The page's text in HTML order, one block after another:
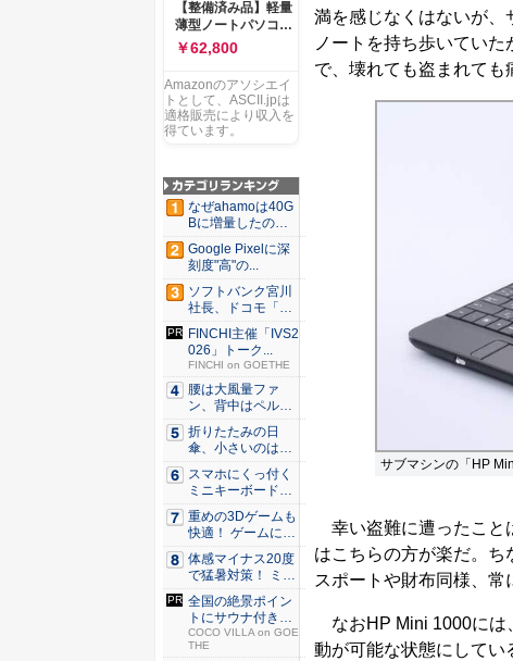
満を感じなくはないが、
ノートを持ち歩いてい
で、壊れても盗まれても
サブマシンの「HP
幸い盗難に遭ったこと
はこちらの方が楽だ。
スポートや財布同様、常
なおHP Mini 1000には
動が可能な状態にしてい
量1.7kg Wi-Fi 6E ク
ワイエットブルー
M1502NAQ-
【整備済み品】軽量
薄型ノートパソコン
dynabook G83 ■
13.3型
FHD(1920x1080) -
高性能第11世代Core
i5-1135G7 - メモリ
16GB - SSD 256GB
USB Type-C - MS
Office 2021 - Win11
搭載
￥62,800
Amazonのアソシエイ
トとして、ASCII.jpは
適格販売により収入を
得ています。
なぜahamoは40G
Bに増量したの
か ...
Google Pixelに深
刻度"高"の...
ソフトバンク宮川
社長、ドコモ「ah
amo...
FINCHI主催「IVS2
026」トーク...
FINCHI on GOETHE
腰は大風量ファ
ン、背中はペルチ
ェ冷却。ダ...
折りたたみの日
傘、小さいのは困
る！ それ...
スマホにくっ付く
ミニキーボード！
触ってわ...
重めの3Dゲームも
快適！ ゲームに強
いH...
体感マイナス20度
で猛暑対策！ ミズ
ノの...
全国の絶景ポイン
トにサウナ付きの
シェア別...
COCO VILLA on GOE
THE